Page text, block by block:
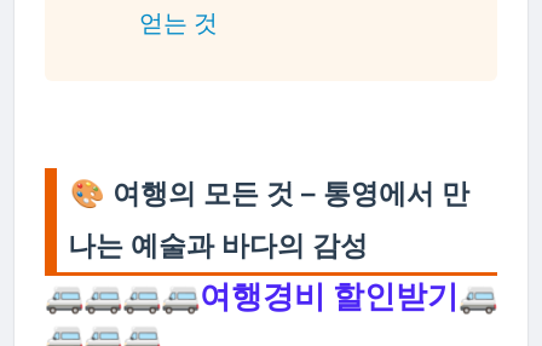
얻는 것
🎨 여행의 모든 것 – 통영에서 만
나는 예술과 바다의 감성
🚐🚐🚐🚐여행경비 할인받기🚐
🚐🚐🚐